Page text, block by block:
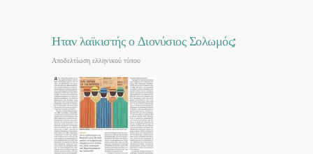
Ηταν λαϊκιστής ο Διονύσιος Σολωμός;
Αποδελτίωση ελληνικού τύπου